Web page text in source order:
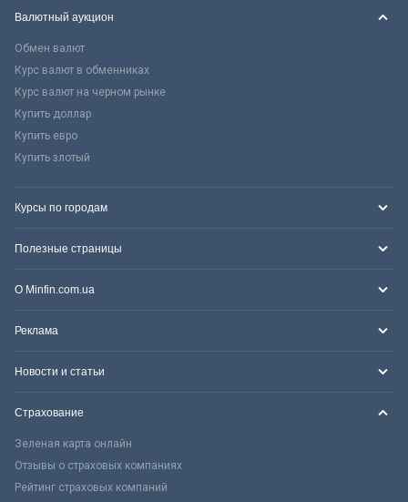
Валютный аукцион
Обмен валют
Курс валют в обменниках
Курс валют на черном рынке
Купить доллар
Купить евро
Купить злотый
Курсы по городам
Полезные страницы
О Minfin.com.ua
Реклама
Новости и статьи
Страхование
Зеленая карта онлайн
Отзывы о страховых компаниях
Рейтинг страховых компаний